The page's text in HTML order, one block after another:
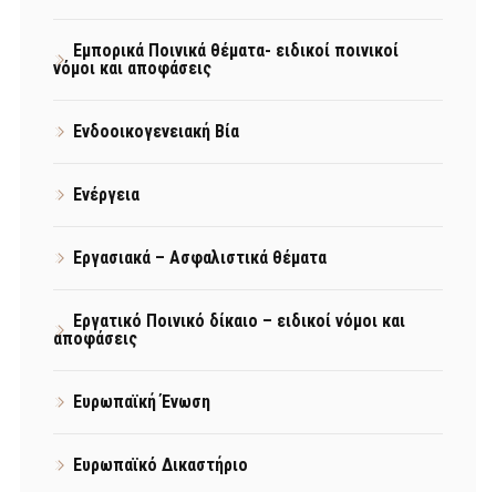
Εμπορικά Ποινικά θέματα- ειδικοί ποινικοί
νόμοι και αποφάσεις
Ενδοοικογενειακή Βία
Ενέργεια
Εργασιακά – Ασφαλιστικά θέματα
Εργατικό Ποινικό δίκαιο – ειδικοί νόμοι και
αποφάσεις
Ευρωπαϊκή Ένωση
Ευρωπαϊκό Δικαστήριο